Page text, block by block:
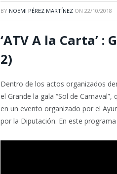
BY NOEMI PÉREZ MARTÍNEZ ON 22/10/2018
‘ATV A la Carta’
2)
Dentro de los actos organizados
el Grande la gala “Sol de
en un evento organizado por el
por la Diputación. En este